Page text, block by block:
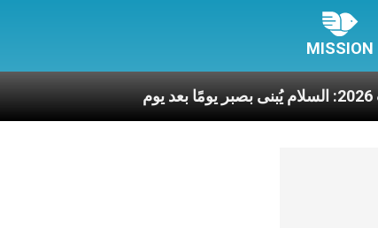
MISSION
يومًا بعد يوم